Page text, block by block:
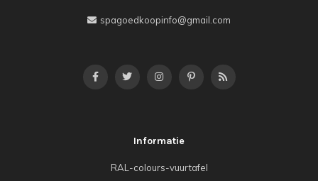
spagoedkoopinfo@gmail.com
Informatie
RAL-colours-vuurtafel